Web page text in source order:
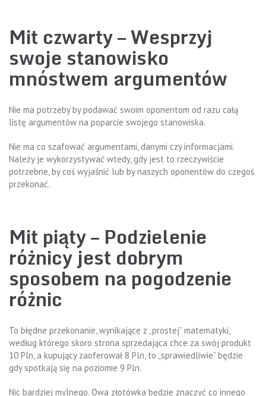
Mit czwarty – Wesprzyj
swoje stanowisko
mnóstwem argumentów
Nie ma potrzeby by podawać swoim oponentom od razu całą
listę argumentów na poparcie swojego stanowiska.
Nie ma co szafować argumentami, danymi czy informacjami.
Należy je wykorzystywać wtedy, gdy jest to rzeczywiście
potrzebne, by coś wyjaśnić lub by naszych oponentów do czegoś
przekonać.
Mit piąty – Podzielenie
różnicy jest dobrym
sposobem na pogodzenie
różnic
To błędne przekonanie, wynikające z „prostej” matematyki,
według którego skoro strona sprzedająca chce za swój produkt
10 Pln, a kupujący zaoferował 8 Pln, to „sprawiedliwie” będzie
gdy spotkają się na poziomie 9 Pln.
Nic bardziej mylnego. Owa złotówka będzie znaczyć co innego